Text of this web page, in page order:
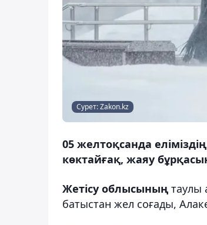
Сурет: Zakon.kz
05 желтоқсанда
көктайғақ, жаяу
Жетісу облысының таулы
батыстан жел соғады,